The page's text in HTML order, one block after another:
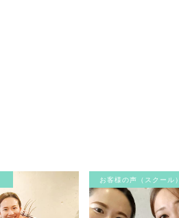
お客様の声（スクール）